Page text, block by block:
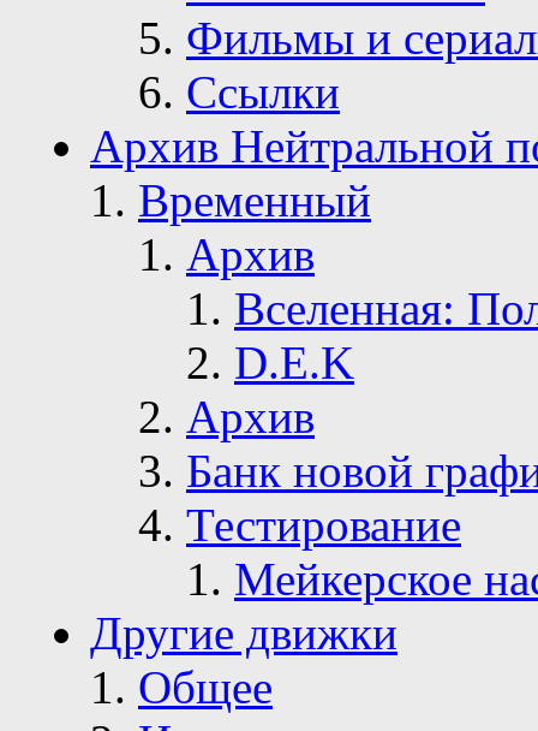
Фильмы и
Ссылки
Архив Нейтральной
Временный
Архив
Вселенная:
D.E.K
Архив
Банк новой
Тестирование
Мейкерское
Другие движки
Общее